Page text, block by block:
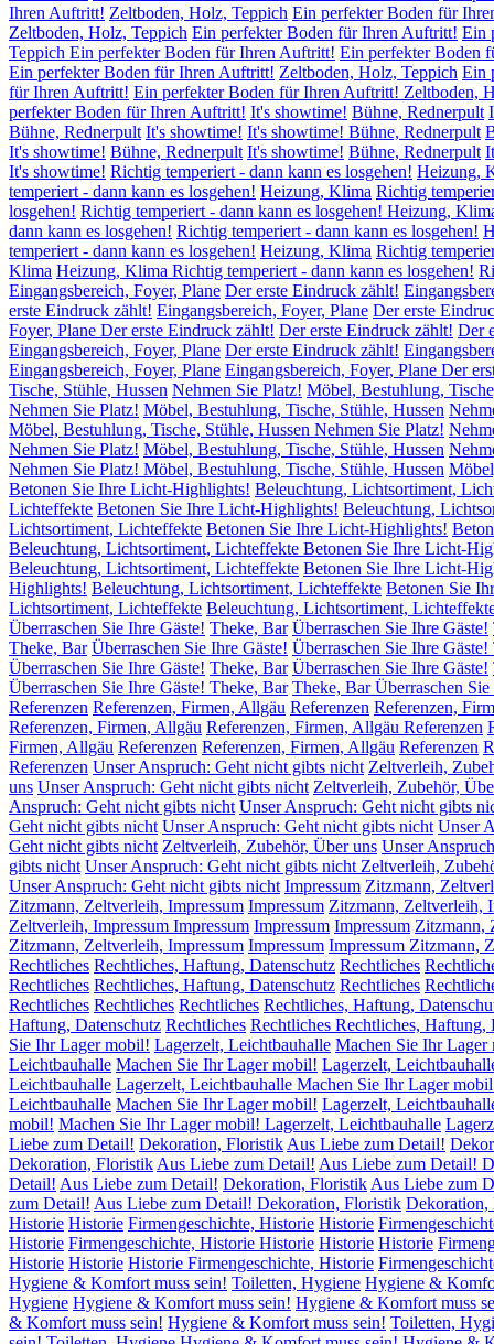
Ihren Auftritt! Zeltboden, Holz, Teppich Ein perfekter Boden für
Zeltboden, Holz, Teppich Ein perfekter Boden für Ihren Auftritt! Ein
Teppich Ein perfekter Boden für Ihren Auftritt! Ein perfekter Boden
Ein perfekter Boden für Ihren Auftritt! Zeltboden, Holz, Teppich Ein
für Ihren Auftritt! Ein perfekter Boden für Ihren Auftritt! Zeltboden,
perfekter Boden für Ihren Auftritt! It's showtime! Bühne, Rednerpult
Bühne, Rednerpult It's showtime! It's showtime! Bühne, Rednerpult
It's showtime! Bühne, Rednerpult It's showtime! Bühne, Rednerpult
It's showtime! Richtig temperiert - dann kann es losgehen! Heizung,
temperiert - dann kann es losgehen! Heizung, Klima Richtig
losgehen! Richtig temperiert - dann kann es losgehen! Heizung,
dann kann es losgehen! Richtig temperiert - dann kann es losgehen!
temperiert - dann kann es losgehen! Heizung, Klima Richtig
Klima Heizung, Klima Richtig temperiert - dann kann es losgehen!
Eingangsbereich, Foyer, Plane Der erste Eindruck zählt!
erste Eindruck zählt! Eingangsbereich, Foyer, Plane Der erste
Foyer, Plane Der erste Eindruck zählt! Der erste Eindruck zählt! Der
Eingangsbereich, Foyer, Plane Der erste Eindruck zählt!
Eingangsbereich, Foyer, Plane Eingangsbereich, Foyer, Plane Der
Tische, Stühle, Hussen Nehmen Sie Platz! Möbel, Bestuhlung,
Nehmen Sie Platz! Möbel, Bestuhlung, Tische, Stühle, Hussen
Möbel, Bestuhlung, Tische, Stühle, Hussen Nehmen Sie Platz!
Nehmen Sie Platz! Möbel, Bestuhlung, Tische, Stühle, Hussen
Nehmen Sie Platz! Möbel, Bestuhlung, Tische, Stühle, Hussen
Betonen Sie Ihre Licht-Highlights! Beleuchtung, Lichtsortiment,
Lichteffekte Betonen Sie Ihre Licht-Highlights! Beleuchtung,
Lichtsortiment, Lichteffekte Betonen Sie Ihre Licht-Highlights!
Beleuchtung, Lichtsortiment, Lichteffekte Betonen Sie Ihre Licht-
Beleuchtung, Lichtsortiment, Lichteffekte Betonen Sie Ihre Licht-
Highlights! Beleuchtung, Lichtsortiment, Lichteffekte Betonen Sie
Lichtsortiment, Lichteffekte Beleuchtung, Lichtsortiment,
Überraschen Sie Ihre Gäste! Theke, Bar Überraschen Sie Ihre Gäste!
Theke, Bar Überraschen Sie Ihre Gäste! Überraschen Sie Ihre
Überraschen Sie Ihre Gäste! Theke, Bar Überraschen Sie Ihre Gäste!
Überraschen Sie Ihre Gäste! Theke, Bar Theke, Bar Überraschen
Referenzen Referenzen, Firmen, Allgäu Referenzen Referenzen,
Referenzen, Firmen, Allgäu Referenzen, Firmen, Allgäu Referenzen
Firmen, Allgäu Referenzen Referenzen, Firmen, Allgäu Referenzen
Referenzen Unser Anspruch: Geht nicht gibts nicht Zeltverleih,
uns Unser Anspruch: Geht nicht gibts nicht Zeltverleih, Zubehör,
Anspruch: Geht nicht gibts nicht Unser Anspruch: Geht nicht gibts
Geht nicht gibts nicht Unser Anspruch: Geht nicht gibts nicht Unser
Geht nicht gibts nicht Zeltverleih, Zubehör, Über uns Unser
gibts nicht Unser Anspruch: Geht nicht gibts nicht Zeltverleih,
Unser Anspruch: Geht nicht gibts nicht Impressum Zitzmann,
Zitzmann, Zeltverleih, Impressum Impressum Zitzmann, Zeltverleih,
Zeltverleih, Impressum Impressum Impressum Impressum Zitzmann,
Zitzmann, Zeltverleih, Impressum Impressum Impressum Zitzmann,
Rechtliches Rechtliches, Haftung, Datenschutz Rechtliches
Rechtliches Rechtliches, Haftung, Datenschutz Rechtliches
Rechtliches Rechtliches Rechtliches Rechtliches, Haftung,
Haftung, Datenschutz Rechtliches Rechtliches Rechtliches, Haftung,
Sie Ihr Lager mobil! Lagerzelt, Leichtbauhalle Machen Sie Ihr Lager
Leichtbauhalle Machen Sie Ihr Lager mobil! Lagerzelt,
Leichtbauhalle Lagerzelt, Leichtbauhalle Machen Sie Ihr Lager
Leichtbauhalle Machen Sie Ihr Lager mobil! Lagerzelt,
mobil! Machen Sie Ihr Lager mobil! Lagerzelt, Leichtbauhalle
Liebe zum Detail! Dekoration, Floristik Aus Liebe zum Detail!
Dekoration, Floristik Aus Liebe zum Detail! Aus Liebe zum Detail!
Detail! Aus Liebe zum Detail! Dekoration, Floristik Aus Liebe zum
zum Detail! Aus Liebe zum Detail! Dekoration, Floristik Dekoration,
Historie Historie Firmengeschichte, Historie Historie
Historie Firmengeschichte, Historie Historie Historie Historie
Historie Historie Historie Firmengeschichte, Historie
Hygiene & Komfort muss sein! Toiletten, Hygiene Hygiene &
Hygiene Hygiene & Komfort muss sein! Hygiene & Komfort muss
& Komfort muss sein! Hygiene & Komfort muss sein! Toiletten,